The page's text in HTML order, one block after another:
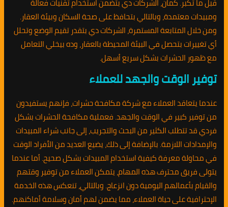
ومبيدات معتمدة، وبالتالي بتحافظ على صحة السكان وبيئة العقار.
ومن خلال المتابعة المستمرة، الشركات دي بتقدر تقيم الوضع وتحلل
أي تغييرات بتحصل في البيئة المحيطة بالعقار، وده بيخلي التعامل
مع ظهور الحشرات بشكل سريع أسهل.
توفير الوقت والجهد للعملاء
عندما يتعاقد العملاء مع شركة مكافحة حشرات، فإنهم يستفيدون
من توفير كبير في الوقت والجهد. فعملية مكافحة الحشرات بشكل
فردي قد تتطلب الكثير من البحث والتجريب، إلى جانب شراء المبيدات
والإمدادات اللازمة. بالإضافة إلى ذلك، يضيع العديد من الأفراد الوقت
في محاولة معرفة كيفية استخدام المبيدات بشكل صحيح. أما عندما
يتولى فريق محترف هذه المهام، يتمكن العملاء من توفير وقتهم
والقيام بأعمالهم اليومية دون انزعاج. وبالتالي، تنعكس هذه الخدمة
الإحترافية على حياة العملاء، مما يضمن لهم أمان وسلامة أماكنهم.